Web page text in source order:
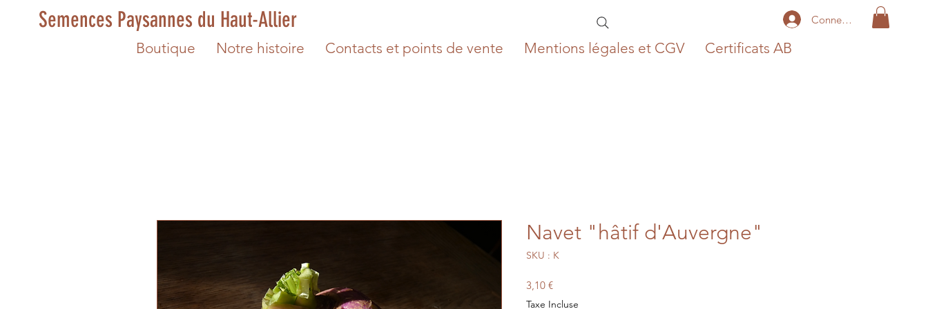
Semences Paysannes du Haut-Allier Connexion
Boutique Notre histoire Contacts et points de vente Mentions légales et CGV Certificats AB
Navet "hâtif d'Auvergne"
SKU : K
3,10 €Prix
Taxe Incluse